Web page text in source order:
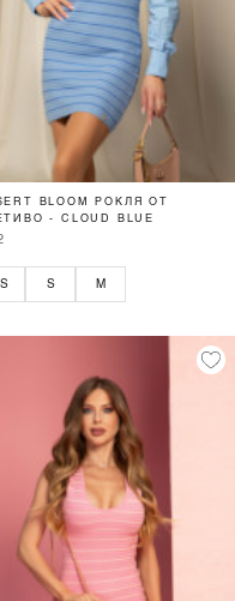
BLOOM РОКЛЯ ОТ
- CLOUD BLUE
S M